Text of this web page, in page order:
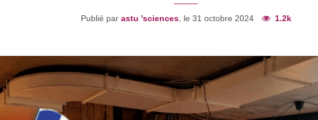
Publié par astu 'sciences, le 31 octobre 2024 1.2k